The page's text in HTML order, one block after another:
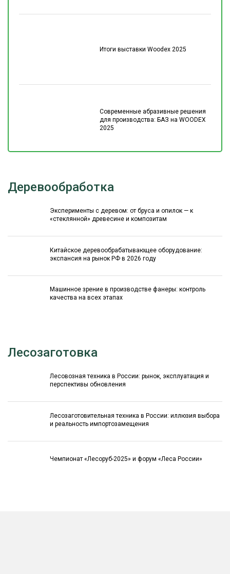
Итоги выставки Woodex 2025
Современные абразивные решения
для производства: БАЗ на WOODEX
2025
Деревообработка
Эксперименты с деревом: от бруса и опилок — к
«стеклянной» древесине и композитам
Китайское деревообрабатывающее оборудование:
экспансия на рынок РФ в 2026 году
Машинное зрение в производстве фанеры: контроль
качества на всех этапах
Лесозаготовка
Лесовозная техника в России: рынок, эксплуатация и
перспективы обновления
Лесозаготовительная техника в России: иллюзия выбора
и реальность импортозамещения
Чемпионат «Лесоруб-2025» и форум «Леса России»